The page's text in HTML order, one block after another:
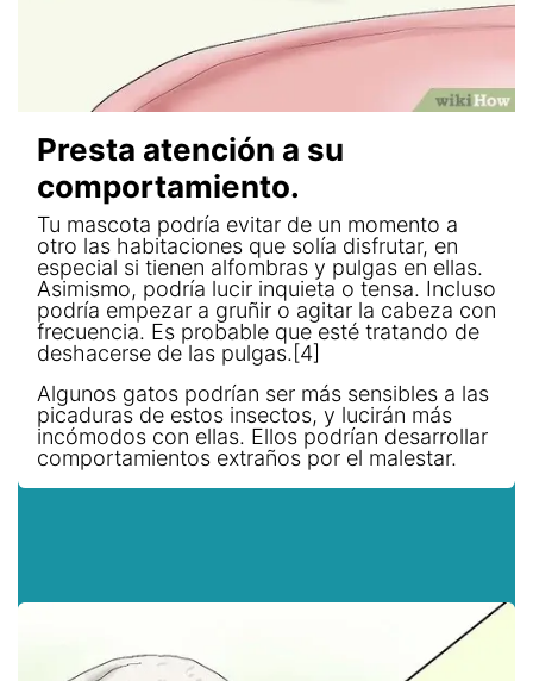
Presta atención a su
comportamiento.
Tu mascota podría evitar de un momento a
otro las habitaciones que solía disfrutar, en
especial si tienen alfombras y pulgas en ellas.
Asimismo, podría lucir inquieta o tensa. Incluso
podría empezar a gruñir o agitar la cabeza con
frecuencia. Es probable que esté tratando de
deshacerse de las pulgas.[4]
Algunos gatos podrían ser más sensibles a las
picaduras de estos insectos, y lucirán más
incómodos con ellas. Ellos podrían desarrollar
comportamientos extraños por el malestar.